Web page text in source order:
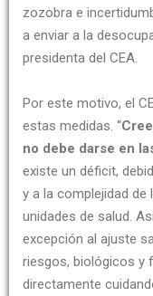
zozobra e
a enviar a la
presidenta del CEA.
Por este motivo, el
estas medidas. “
no debe darse en
existe un déficit,
y a la complejidad
unidades de salud.
excepción al ajuste
riesgos, biológicos y
directamente